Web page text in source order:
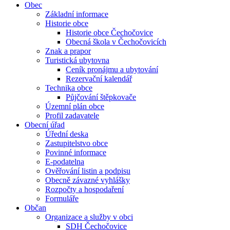
Obec
Základní informace
Historie obce
Historie obce Čechočovice
Obecná škola v Čechočovicích
Znak a prapor
Turistická ubytovna
Ceník pronájmu a ubytování
Rezervační kalendář
Technika obce
Půjčování štěpkovače
Územní plán obce
Profil zadavatele
Obecní úřad
Úřední deska
Zastupitelstvo obce
Povinné informace
E-podatelna
Ověřování listin a podpisu
Obecně závazné vyhlášky
Rozpočty a hospodaření
Formuláře
Občan
Organizace a služby v obci
SDH Čechočovice